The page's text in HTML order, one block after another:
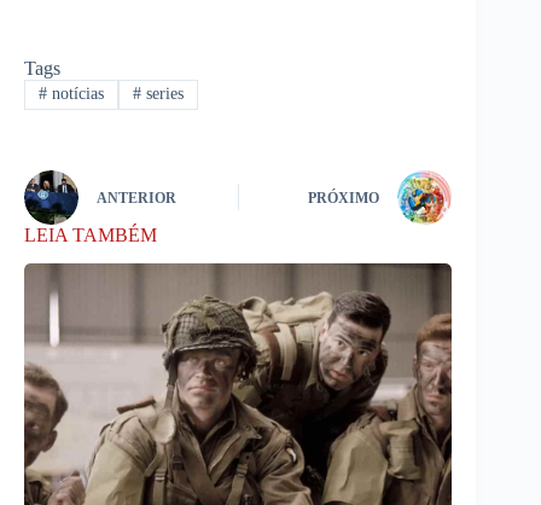
Tags
#notícias #series
ANTERIOR PRÓXIMO
LEIA TAMBÉM